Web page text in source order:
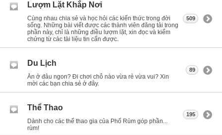
Lượm Lặt Khắp Nơi
Cùng nhau chia sẻ và học hỏi các kiến thức trong đời
sống. Những bài viết được các thành viên đăng tải trong
phần này, chỉ là những điều lượm lặt, xin đọc và kiểm
chứng từ các tài liệu tin cẩn được.
509
Du Lịch
Ăn ở đâu ngon? Đi chơi chỗ nào vừa rẻ vừa vui? Xin
mời các bạn chia sẻ ở đây.
89
Thể Thao
Dành cho các thể thao gia của Phố Rùm góp phần...
rùm!
195